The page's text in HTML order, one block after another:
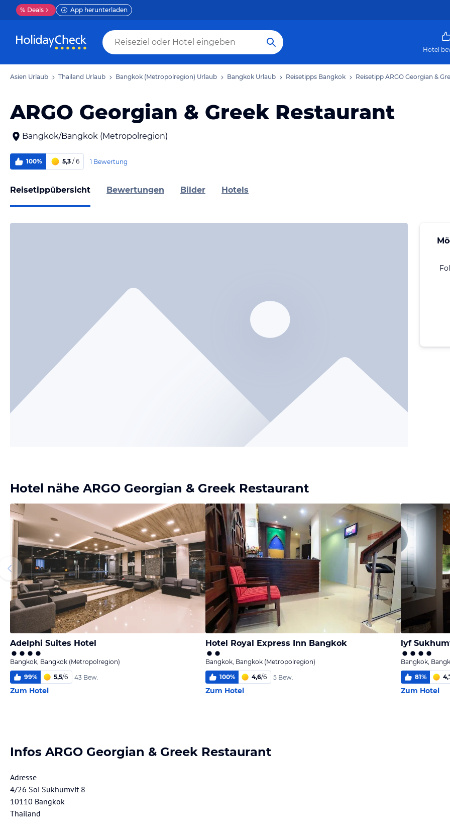
% Deals App herunterladen
Hotel
Asien Urlaub Thailand Urlaub Bangkok (Metropolregion) Urlaub Bangkok Urlaub Reisetipps Bangkok Reisetipp ARGO Georgian &
ARGO Georgian & Greek Restaurant
Bangkok/Bangkok (Metropolregion)
100% 5,3 / 6 1 Bewertung
Reisetippübersicht Bewertungen Bilder Hotels
Hotel nähe ARGO Georgian & Greek Restaurant
Adelphi Suites Hotel
Bangkok, Bangkok (Metropolregion)
99% 5,5/6 43 Bew.
Zum Hotel
Hotel Royal Express Inn Bangkok
Bangkok, Bangkok (Metropolregion)
100% 4,6/6 5 Bew.
Zum Hotel
lyf
Bangkok,
81%
Zum Hotel
Infos ARGO Georgian & Greek Restaurant
Adresse
4/26 Soi Sukhumvit 8
10110 Bangkok
Thailand